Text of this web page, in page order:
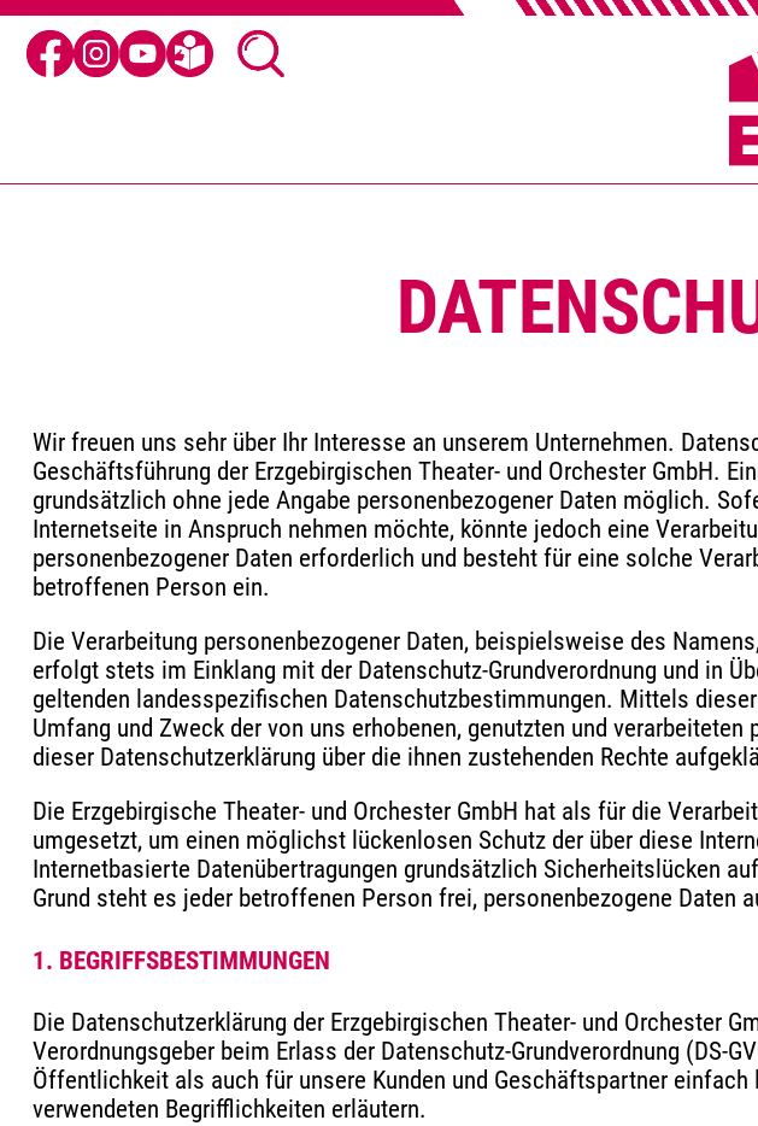
Wir freuen uns sehr über Ihr Interesse an unserem Unternehmen.
Geschäftsführung der Erzgebirgischen Theater- und Orchester GmbH.
grundsätzlich ohne jede Angabe personenbezogener Daten möglich.
Internetseite in Anspruch nehmen möchte, könnte jedoch eine
personenbezogener Daten erforderlich und besteht für eine solche
betroffenen Person ein.
Die Verarbeitung personenbezogener Daten, beispielsweise des
erfolgt stets im Einklang mit der Datenschutz-Grundverordnung und in
geltenden landesspezifischen Datenschutzbestimmungen. Mittels
Umfang und Zweck der von uns erhobenen, genutzten und
dieser Datenschutzerklärung über die ihnen zustehenden Rechte
Die Erzgebirgische Theater- und Orchester GmbH hat als für die
umgesetzt, um einen möglichst lückenlosen Schutz der über diese
Internetbasierte Datenübertragungen grundsätzlich Sicherheitslücken
Grund steht es jeder betroffenen Person frei, personenbezogene
1. BEGRIFFSBESTIMMUNGEN
Die Datenschutzerklärung der Erzgebirgischen Theater- und Orchester
Verordnungsgeber beim Erlass der Datenschutz-Grundverordnung (DS-
Öffentlichkeit als auch für unsere Kunden und Geschäftspartner
verwendeten Begrifflichkeiten erläutern.